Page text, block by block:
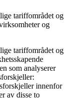
tariffområdet og
og
tariffområdet og
som analyserer
innenfor
av disse to